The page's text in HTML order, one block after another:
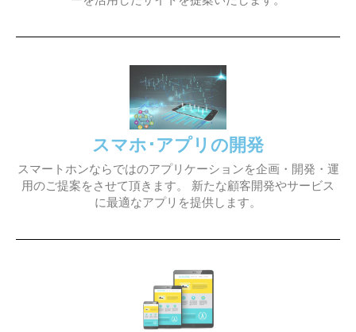
スマホ･アプリの開発
スマートホンならではのアプリケーションを企画・開発・運
用のご提案をさせて頂きます。 新たな顧客開発やサービス
に最適なアプリを提供します。